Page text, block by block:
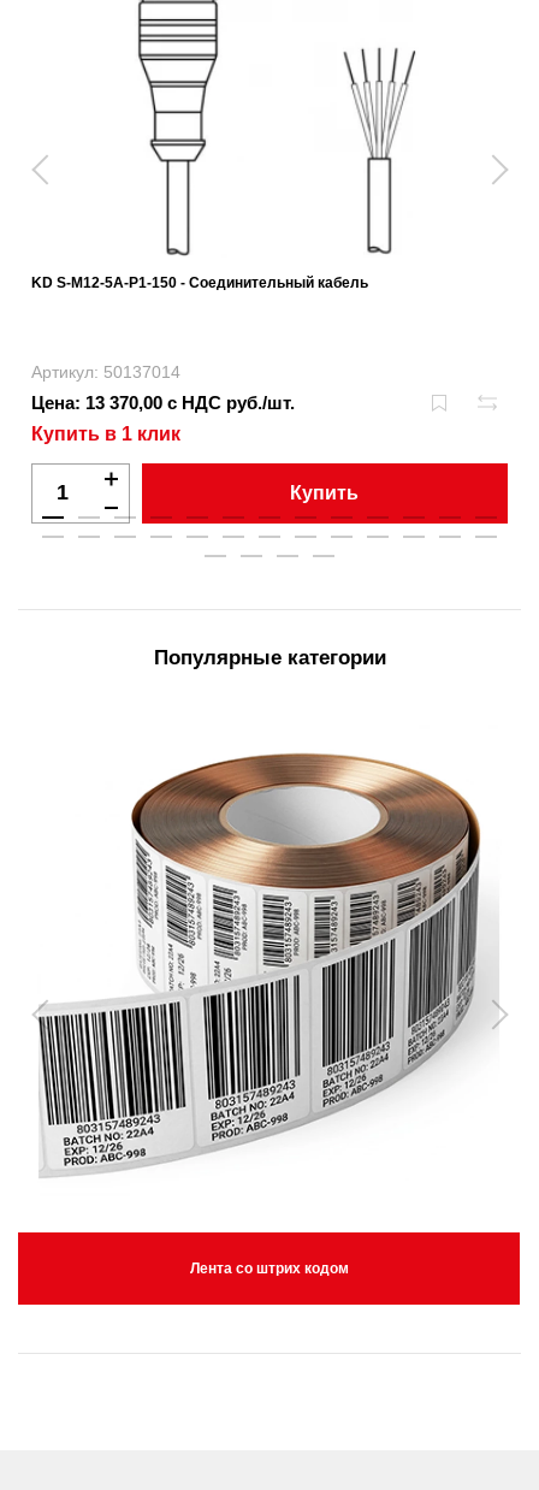
KD S-M12-5A-P1-150 - Соединительный кабель
Артикул: 50137014
Цена: 13 370,00 с НДС руб./шт.
Купить в 1 клик
Купить
Популярные категории
Лента со штрих кодом